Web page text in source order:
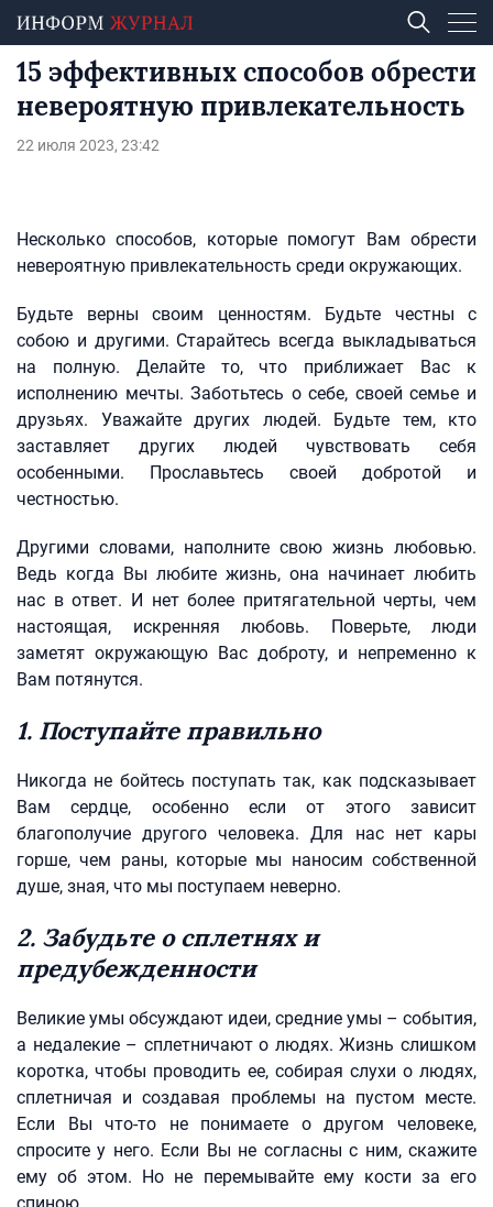
15 эффективных способов обрести
невероятную привлекательность
22 июля 2023, 23:42
Несколько способов, которые помогут Вам обрести
невероятную привлекательность среди окружающих.
Будьте верны своим ценностям. Будьте честны с
собою и другими. Старайтесь всегда выкладываться
на полную. Делайте то, что приближает Вас к
исполнению мечты. Заботьтесь о себе, своей семье и
друзьях. Уважайте других людей. Будьте тем, кто
заставляет других людей чувствовать себя
особенными. Прославьтесь своей добротой и
честностью.
Другими словами, наполните свою жизнь любовью.
Ведь когда Вы любите жизнь, она начинает любить
нас в ответ. И нет более притягательной черты, чем
настоящая, искренняя любовь. Поверьте, люди
заметят окружающую Вас доброту, и непременно к
Вам потянутся.
1. Поступайте правильно
Никогда не бойтесь поступать так, как подсказывает
Вам сердце, особенно если от этого зависит
благополучие другого человека. Для нас нет кары
горше, чем раны, которые мы наносим собственной
душе, зная, что мы поступаем неверно.
2. Забудьте о сплетнях и
предубежденности
Великие умы обсуждают идеи, средние умы – события,
а недалекие – сплетничают о людях. Жизнь слишком
коротка, чтобы проводить ее, собирая слухи о людях,
сплетничая и создавая проблемы на пустом месте.
Если Вы что-то не понимаете о другом человеке,
спросите у него. Если Вы не согласны с ним, скажите
ему об этом. Но не перемывайте ему кости за его